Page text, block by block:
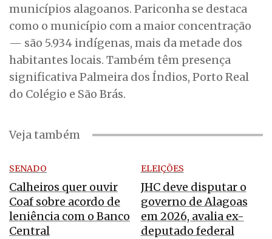
municípios alagoanos. Pariconha se destaca
como o município com a maior concentração
— são 5.934 indígenas, mais da metade dos
habitantes locais. Também têm presença
significativa Palmeira dos Índios, Porto Real
do Colégio e São Brás.
Veja também
SENADO
Calheiros quer ouvir
Coaf sobre acordo de
leniência com o Banco
Central
ELEIÇÕES
JHC deve disputar o
governo de Alagoas
em 2026, avalia ex-
deputado federal